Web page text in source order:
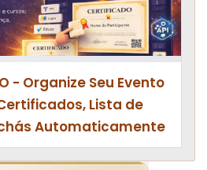
- Organize Seu Evento
Lista de
Automaticamente